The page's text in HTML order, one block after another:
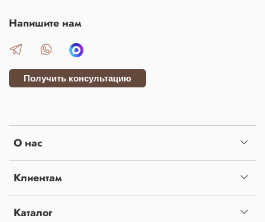
О нас
Клиентам
Каталог
Напишите нам
Получить консультацию